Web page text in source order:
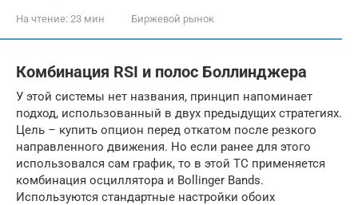
На чтение: 23 мин Биржевой рынок
Комбинация RSI и полос Боллинджера
У этой системы нет названия, принцип напоминает
подход, использованный в двух предыдущих стратегиях.
Цель – купить опцион перед откатом после резкого
направленного движения. Но если ранее для этого
использовался сам график, то в этой ТС применяется
комбинация осциллятора и Bollinger Bands.
Используются стандартные настройки обоих